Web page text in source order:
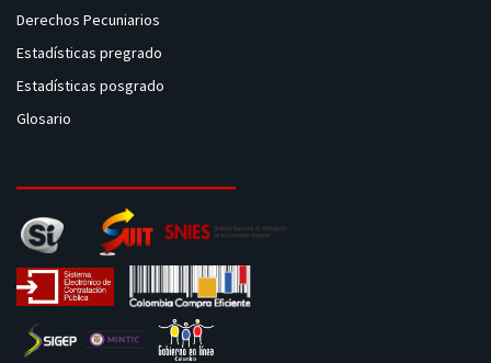
Derechos Pecuniarios
Estadísticas pregrado
Estadísticas posgrado
Glosario